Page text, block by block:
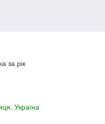
за рік
Україна